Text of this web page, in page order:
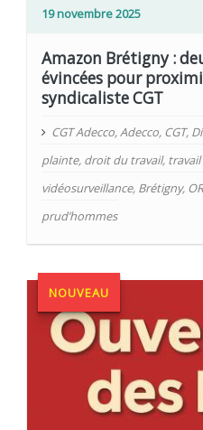
19 novembre 2025
Amazon Brétigny :
évincées pour
syndicaliste CGT
CGT Adecco,Adecco, CGT,
plainte, droit du travail,
vidéosurveillance, Brétigny,
prud’hommes
NOUVEAU